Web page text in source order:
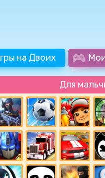
на Двоих
Для